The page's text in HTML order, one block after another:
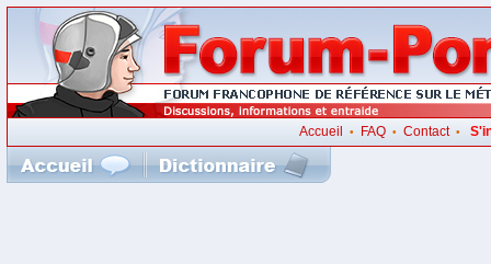
Accueil • FAQ •Contact•